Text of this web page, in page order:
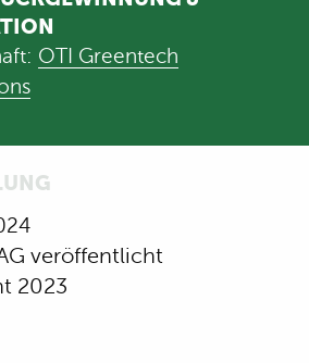
OTI Greentech
veröffentlicht
2023